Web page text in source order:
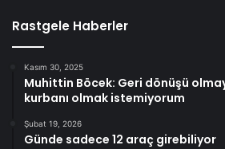
Rastgele Haberler
Kasım 30, 2025
Muhittin Böcek: Geri dönüşü
kurbanı olmak istemiyorum
Şubat 19, 2026
Günde sadece 12 araç girebiliyor